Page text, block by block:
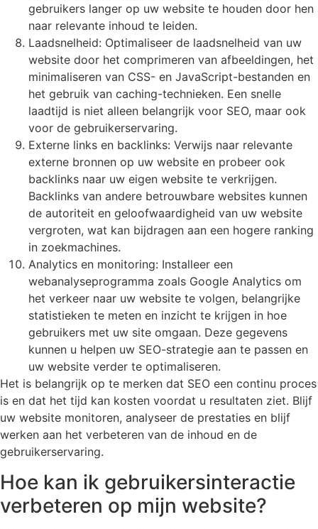
gebruikers langer op uw website te houden door hen
naar relevante inhoud te leiden.
Laadsnelheid: Optimaliseer de laadsnelheid van uw
website door het comprimeren van afbeeldingen, het
minimaliseren van CSS- en JavaScript-bestanden en
het gebruik van caching-technieken. Een snelle
laadtijd is niet alleen belangrijk voor SEO, maar ook
voor de gebruikerservaring.
Externe links en backlinks: Verwijs naar relevante
externe bronnen op uw website en probeer ook
backlinks naar uw eigen website te verkrijgen.
Backlinks van andere betrouwbare websites kunnen
de autoriteit en geloofwaardigheid van uw website
vergroten, wat kan bijdragen aan een hogere ranking
in zoekmachines.
Analytics en monitoring: Installeer een
webanalyseprogramma zoals Google Analytics om
het verkeer naar uw website te volgen, belangrijke
statistieken te meten en inzicht te krijgen in hoe
gebruikers met uw site omgaan. Deze gegevens
kunnen u helpen uw SEO-strategie aan te passen en
uw website verder te optimaliseren.
Het is belangrijk op te merken dat SEO een continu proces
is en dat het tijd kan kosten voordat u resultaten ziet. Blijf
uw website monitoren, analyseer de prestaties en blijf
werken aan het verbeteren van de inhoud en de
gebruikerservaring.
Hoe kan ik gebruikersinteractie
verbeteren op mijn website?